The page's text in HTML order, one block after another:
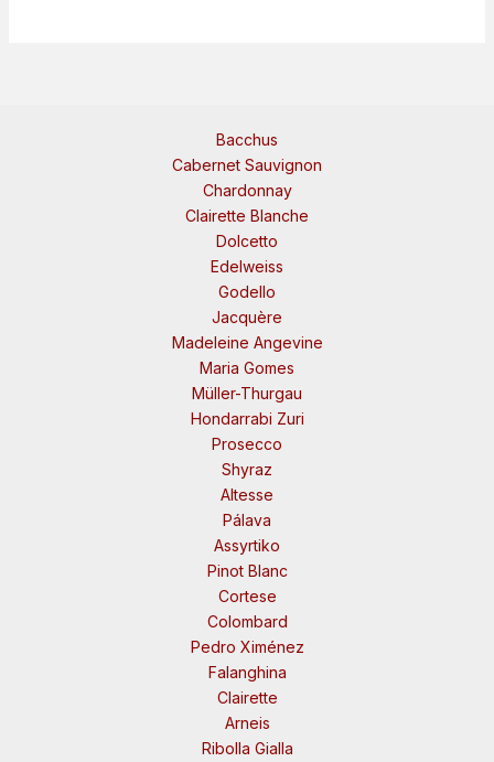
Bacchus
Cabernet Sauvignon
Chardonnay
Clairette Blanche
Dolcetto
Edelweiss
Godello
Jacquère
Madeleine Angevine
Maria Gomes
Müller-Thurgau
Hondarrabi Zuri
Prosecco
Shyraz
Altesse
Pálava
Assyrtiko
Pinot Blanc
Cortese
Colombard
Pedro Ximénez
Falanghina
Clairette
Arneis
Ribolla Gialla